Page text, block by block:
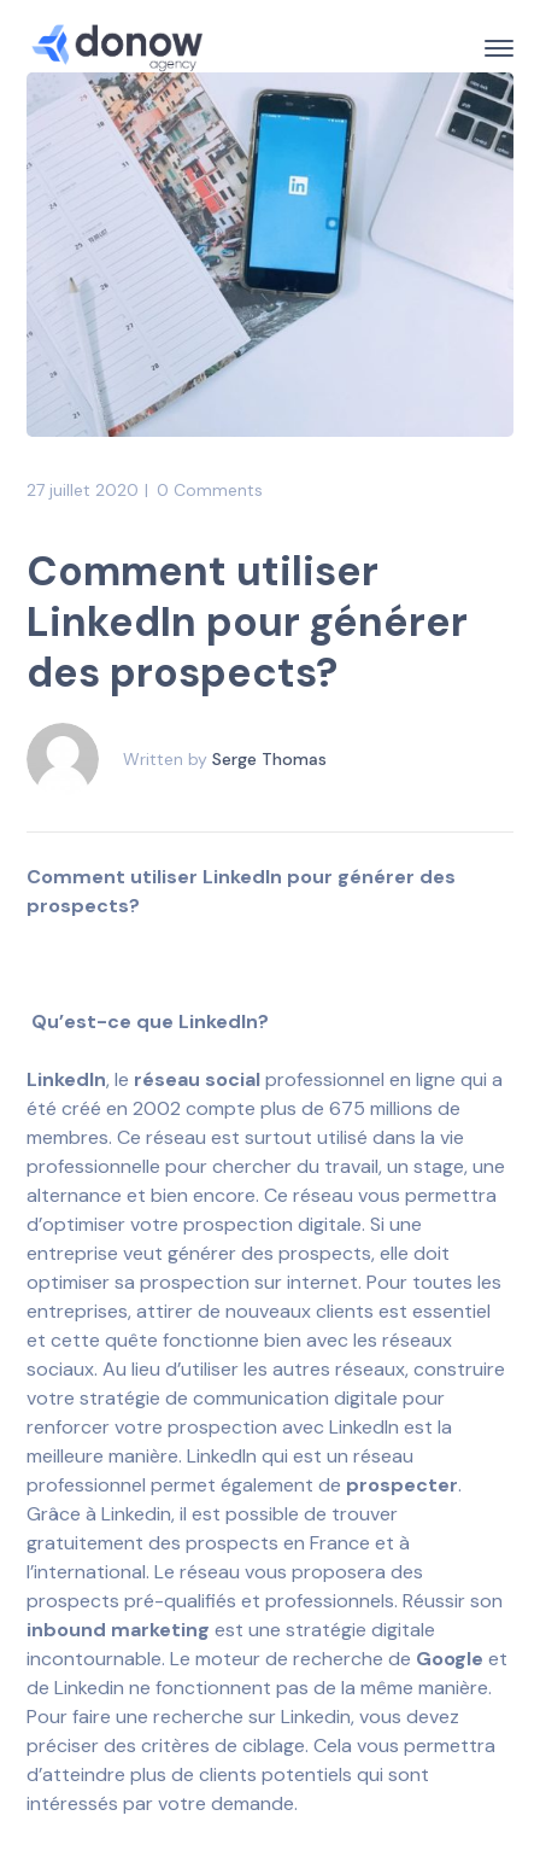
27 juillet 2020 0 Comments
Comment utiliser
LinkedIn pour générer
des prospects?
Written by Serge Thomas
Comment utiliser LinkedIn pour générer des
prospects?
Qu’est-ce que LinkedIn?
LinkedIn, le réseau socialprofessionnel en ligne qui a
été créé en 2002 compte plus de 675 millions de
membres. Ce réseau est surtout utilisé dans la vie
professionnelle pour chercher du travail, un stage, une
alternance et bien encore. Ce réseau vous permettra
d’optimiser votre prospection digitale. Si une
entreprise veut générer des prospects, elle doit
optimiser sa prospection sur internet. Pour toutes les
entreprises, attirer de nouveaux clients est essentiel
et cette quête fonctionne bien avec les réseaux
sociaux. Au lieu d’utiliser les autres réseaux, construire
votre stratégie de communication digitale pour
renforcer votre prospection avec LinkedIn est la
meilleure manière. LinkedIn qui est un réseau
professionnel permet également de prospecter.
Grâce à Linkedin, il est possible de trouver
gratuitement des prospects en France et à
l’international. Le réseau vous proposera des
prospects pré-qualifiés et professionnels. Réussir son
inbound marketingest une stratégie digitale
incontournable. Le moteur de recherche de Google et
de Linkedin ne fonctionnent pas de la même manière.
Pour faire une recherche sur Linkedin, vous devez
préciser des critères de ciblage. Cela vous permettra
d’atteindre plus de clients potentiels qui sont
intéressés par votre demande.